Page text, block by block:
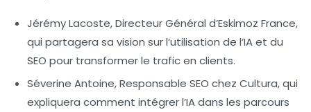
Jérémy Lacoste, Directeur Général d’Eskimoz France,
qui partagera sa vision sur l’utilisation de l’IA et du
SEO pour transformer le trafic en clients.
Séverine Antoine, Responsable SEO chez Cultura, qui
expliquera comment intégrer l’IA dans les parcours